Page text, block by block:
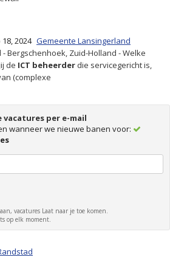
18, 2024 Gemeente Lansingerland
Bergschenhoek, Zuid-Holland - Welke
de ICT beheerder die servicegericht is,
(complexe
per e-mail
wanneer we nieuwe banen voor:
vacatures Laat naar je toe komen.
op elk moment.